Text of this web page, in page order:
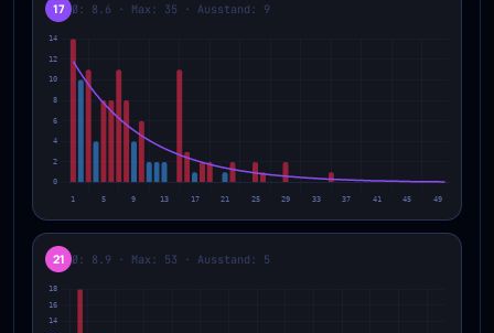
17 Ø: 8.6 · Max: 35 · Ausstand: 9
21 Ø: 8.9 · Max: 53 · Ausstand: 5